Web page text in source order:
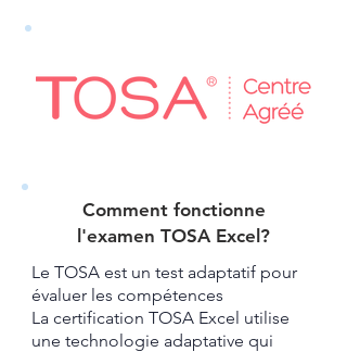
Comment fonctionne
l'examen TOSA Excel?​
Le TOSA est un test adaptatif pour
évaluer les compétences
La certification TOSA Excel utilise
une technologie adaptative qui